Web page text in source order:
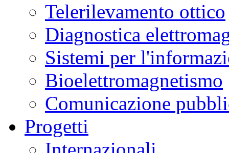
Telerilevamento ottico
Diagnostica
Sistemi per
Bioelettromagnetismo
Comunicazione
Progetti